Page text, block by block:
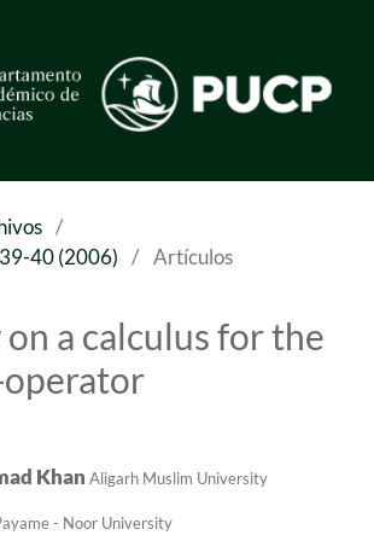
/
40 (2006) / Artículos
a calculus for the
operator
Khan Aligarh Muslim University
- Noor University